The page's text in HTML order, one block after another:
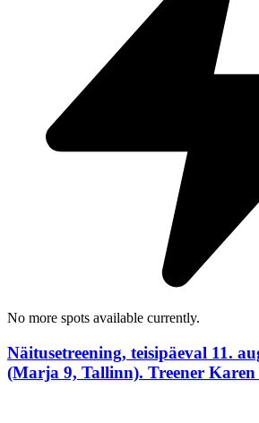
No more spots available currently.
Näitusetreening, teisipäeval 11.
(Marja 9, Tallinn). Treener